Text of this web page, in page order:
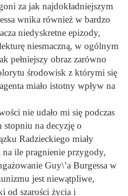
za jak najdokładniejszym
wnika również w bardzo
niedyskretne epizody,
niesmaczną, w ogólnym
pełniejszy obraz zarówno
środowisk z którymi się
miało istotny wpływ na
nie udało mi się podczas
na decyzję o
Radzieckiego miały
ile pragnienie przygody,
Guy\’a Burgessa w
jest niewątpliwe,
od szarości życia i